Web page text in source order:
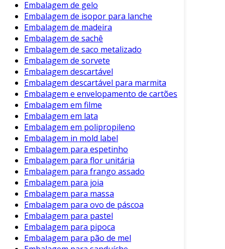
Embalagem de gelo
Embalagem de isopor para lanche
Embalagem de madeira
Embalagem de sachê
Embalagem de saco metalizado
Embalagem de sorvete
Embalagem descartável
Embalagem descartável para marmita
Embalagem e envelopamento de cartões
Embalagem em filme
Embalagem em lata
Embalagem em polipropileno
Embalagem in mold label
Embalagem para espetinho
Embalagem para flor unitária
Embalagem para frango assado
Embalagem para joia
Embalagem para massa
Embalagem para ovo de páscoa
Embalagem para pastel
Embalagem para pipoca
Embalagem para pão de mel